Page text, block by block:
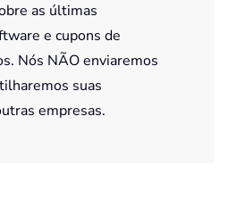
as últimas
e cupons de
Nós NÃO enviaremos
suas
empresas.